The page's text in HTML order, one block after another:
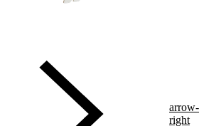
arrow-
right